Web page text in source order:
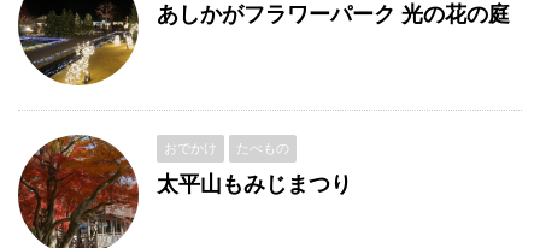
あしかがフラワーパーク 光の花の庭
おでかけ たべもの
太平山もみじまつり